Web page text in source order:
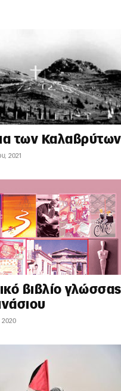
των Καλαβρύτων
2021
βιβλίο γλώσσας
2020